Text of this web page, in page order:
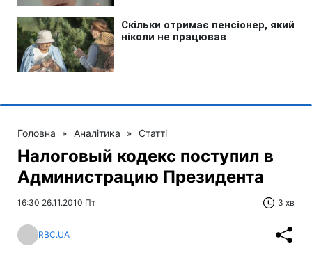
Головна » Аналітика » Статті
Налоговый кодекс поступил в
Администрацию Президента
16:30 26.11.2010 Пт 3 хв
RBC.UA